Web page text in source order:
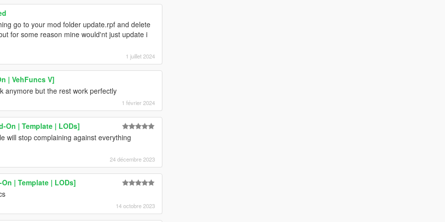
go to your mod folder update.rpf and delete
for some reason mine would'nt just update i
1 juillet 2024
| VehFuncs V]
anymore but the rest work perfectly
1 février 2024
On | Template | LODs]
will stop complaining against everything
24 décembre 2023
| Template | LODs]
14 octobre 2023